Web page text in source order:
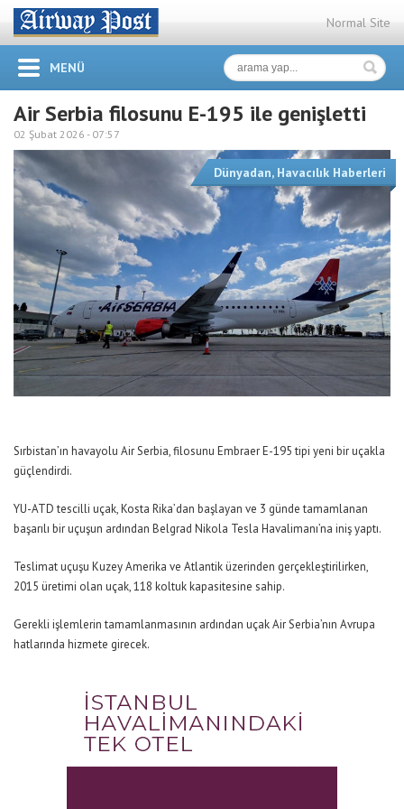
Normal Site
MENÜ
Air Serbia filosunu E-195 ile genişletti
02 Şubat 2026 - 07:57
Dünyadan, Havacılık Haberleri
Sırbistan’ın havayolu Air Serbia, filosunu Embraer E-195 tipi yeni bir uçakla
güçlendirdi.
YU-ATD tescilli uçak, Kosta Rika’dan başlayan ve 3 günde tamamlanan
başarılı bir uçuşun ardından Belgrad Nikola Tesla Havalimanı’na iniş yaptı.
Teslimat uçuşu Kuzey Amerika ve Atlantik üzerinden gerçekleştirilirken,
2015 üretimi olan uçak, 118 koltuk kapasitesine sahip.
Gerekli işlemlerin tamamlanmasının ardından uçak Air Serbia’nın Avrupa
hatlarında hizmete girecek.